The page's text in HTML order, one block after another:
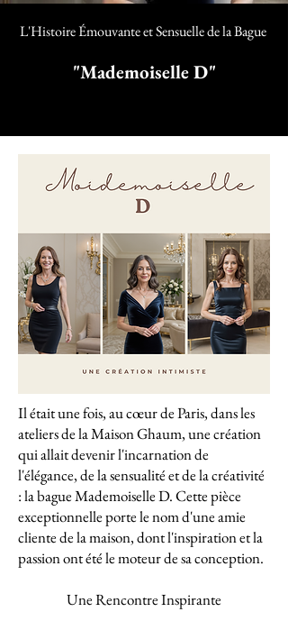
L'Histoire Émouvante et Sensuelle de la Bague
"Mademoiselle D"
Il était une fois, au cœur de Paris, dans les
ateliers de la Maison Ghaum, une création
qui allait devenir l'incarnation de
l'élégance, de la sensualité et de la créativité
: la bague Mademoiselle D. Cette pièce
exceptionnelle porte le nom d'une amie
cliente de la maison, dont l'inspiration et la
passion ont été le moteur de sa conception.
Une Rencontre Inspirante